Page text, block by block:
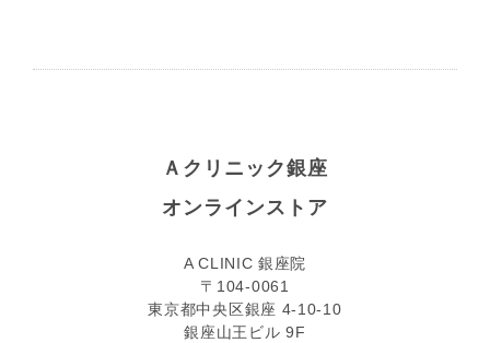
Ａクリニック銀座
オンラインストア
A CLINIC 銀座院
〒104-0061
東京都中央区銀座 4-10-10
銀座山王ビル 9F